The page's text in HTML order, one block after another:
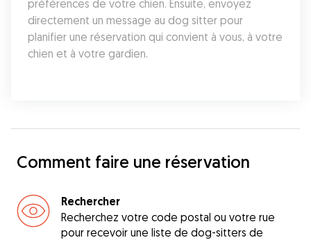
préférences de votre chien. Ensuite, envoyez
directement un message au dog sitter pour
planifier une réservation qui convient à vous, à votre
chien et à votre gardien.
Comment faire une réservation
Rechercher
Recherchez votre code postal ou votre rue
pour recevoir une liste de dog-sitters de